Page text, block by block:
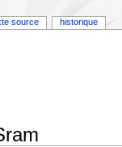
source historique